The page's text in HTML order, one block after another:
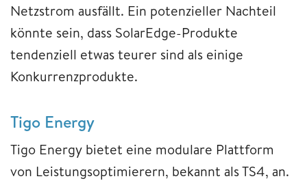
Netzstrom ausfällt. Ein potenzieller Nachteil
könnte sein, dass SolarEdge-Produkte
tendenziell etwas teurer sind als einige
Konkurrenzprodukte.
Tigo Energy
Tigo Energy bietet eine modulare Plattform
von Leistungsoptimierern, bekannt als TS4, an.